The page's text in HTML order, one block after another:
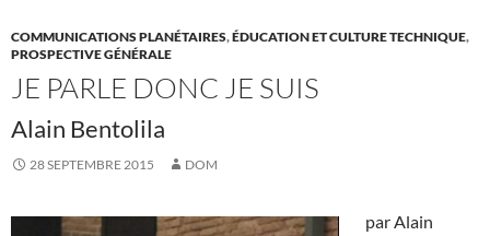
COMMUNICATIONS PLANÉTAIRES,ÉDUCATION ET CULTURE TECHNIQUE,
PROSPECTIVE GÉNÉRALE
JE PARLE DONC JE SUIS
Alain Bentolila
28 SEPTEMBRE 2015 DOM
par Alain